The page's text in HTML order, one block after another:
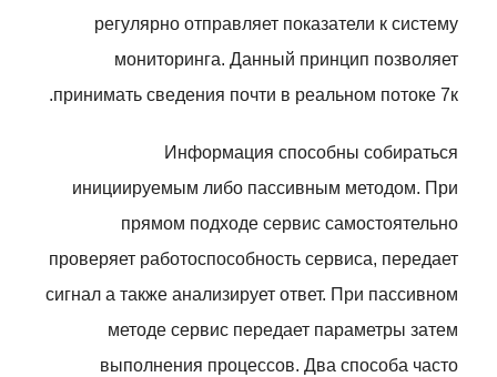
регулярно отправляет показатели к систему
мониторинга. Данный принцип позволяет
принимать сведения почти в реальном потоке 7к.
Информация способны собираться
инициируемым либо пассивным методом. При
прямом подходе сервис самостоятельно
проверяет работоспособность сервиса, передает
сигнал а также анализирует ответ. При пассивном
методе сервис передает параметры затем
выполнения процессов. Два способа часто